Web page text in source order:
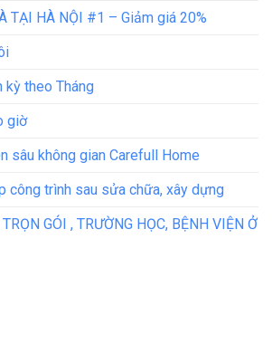
TẠI HÀ NỘI #1 – Giảm giá 20%
kỳ theo Tháng
giờ
sâu không gian Carefull Home
công trình sau sửa chữa, xây dựng
GÓI , TRƯỜNG HỌC, BỆNH VIỆN Ở